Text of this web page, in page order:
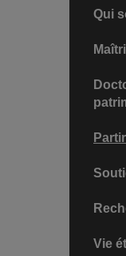
Qui
Vie